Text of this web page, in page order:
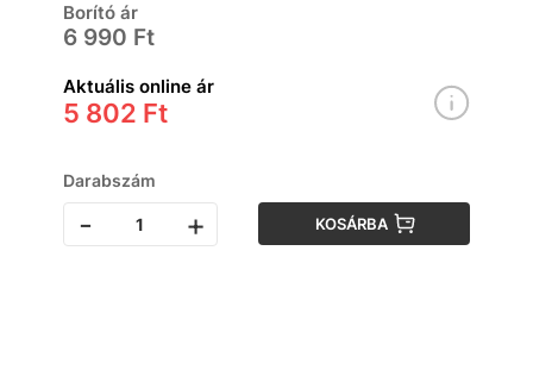
Borító ár
6 990 Ft
Aktuális online ár
5 802 Ft
Darabszám
- + KOSÁRBA